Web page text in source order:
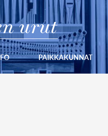
urut
PAIKKAKUNNAT